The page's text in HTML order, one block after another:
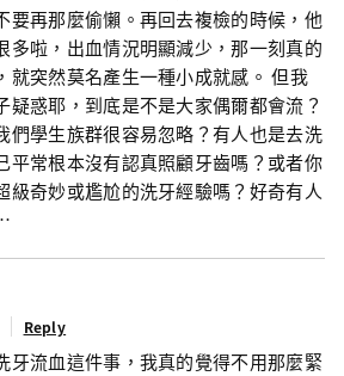
要再那麼偷懶。再回去複檢的時候，他
多啦，出血情況明顯減少，那一刻真的
就突然莫名產生一種小成就感。 但我
疑惑耶，到底是不是大家偶爾都會流？
們學生族群很容易忽略？有人也是去洗
平常根本沒有認真照顧牙齒嗎？或者你
級奇妙或尷尬的洗牙經驗嗎？好奇有人
Reply
牙流血這件事，我真的覺得不用那麼緊